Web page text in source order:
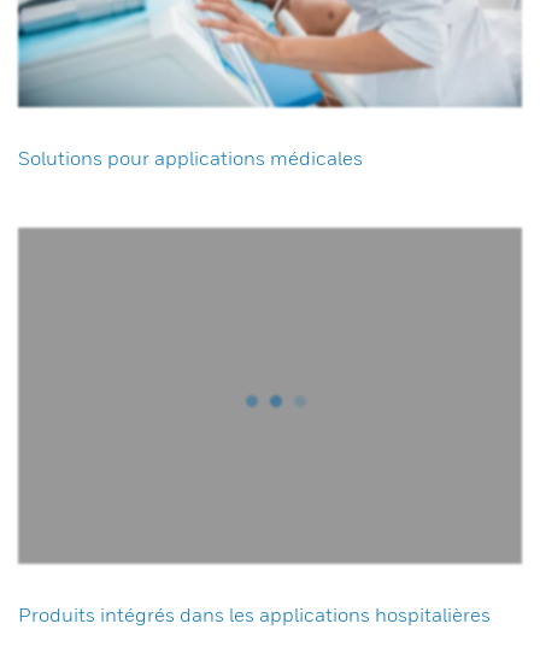
Solutions pour applications médicales
Produits intégrés dans les applications hospitalières